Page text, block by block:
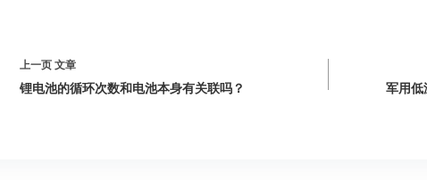
上一页 文章
锂电池的循环次数和电池本身有关联吗？ 军用低